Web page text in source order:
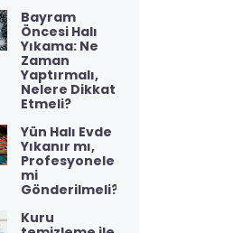
Bayram
Öncesi Halı
Yıkama: Ne
Zaman
Yaptırmalı,
Nelere Dikkat
Etmeli?
Yün Halı Evde
Yıkanır mı,
Profesyonele
mi
Gönderilmeli?
Kuru